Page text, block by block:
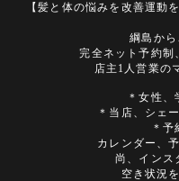
【髪と体の悩みを改善運動
綱島か
完全ネット予約制
店主1人営業の
＊女性、
＊当店、シェ
＊予
カレンダー、予
尚、インス
空き状況を